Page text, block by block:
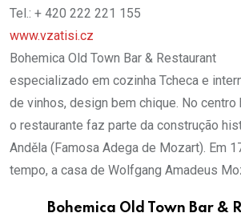
Tel.: + 420 222 221 155
www.vzatisi.cz
Bohemica Old Town Bar & Restaurant
especializado em cozinha Tcheca e
de vinhos, design bem chique. No centro
o restaurante faz parte da construção
Anděla (Famosa Adega de Mozart). Em
tempo, a casa de Wolfgang Amadeus
Bohemica Old Town Bar &